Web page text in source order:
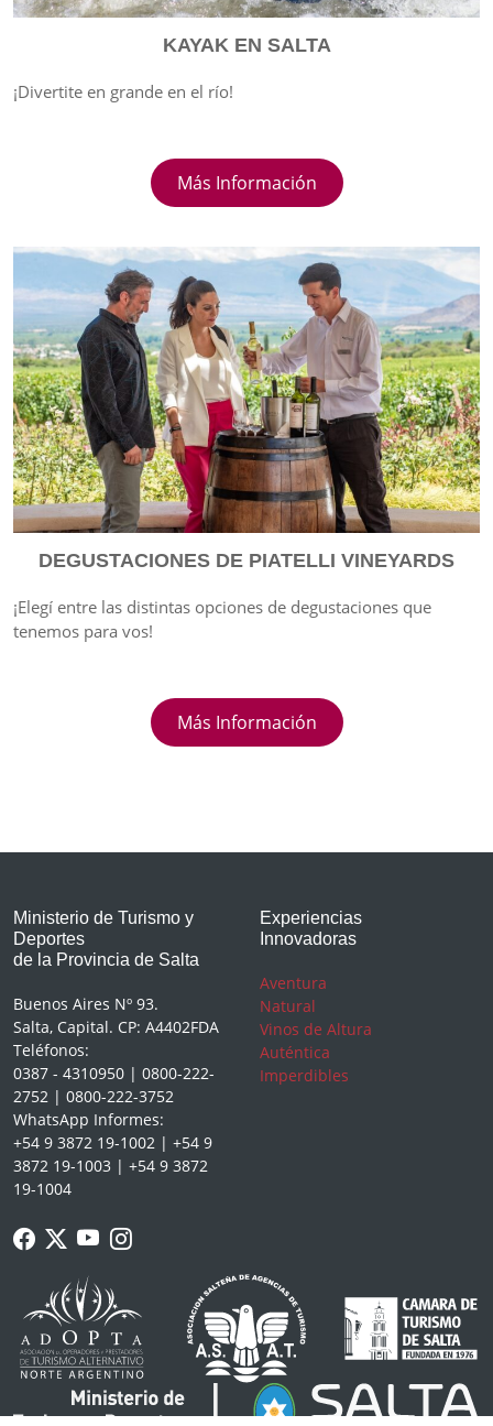
KAYAK EN SALTA
¡Divertite en grande en el río!
Más Información
DEGUSTACIONES DE PIATELLI VINEYARDS
¡Elegí entre las distintas opciones de degustaciones que
tenemos para vos!
Más Información
Ministerio de Turismo y
Deportes
de la Provincia de Salta
Buenos Aires Nº 93.
Salta, Capital. CP: A4402FDA
Teléfonos:
0387 - 4310950 | 0800-222-
2752 | 0800-222-3752
WhatsApp Informes:
+54 9 3872 19-1002 | +54 9
3872 19-1003 | +54 9 3872
19-1004
Experiencias
Innovadoras
Aventura
Natural
Vinos de Altura
Auténtica
Imperdibles